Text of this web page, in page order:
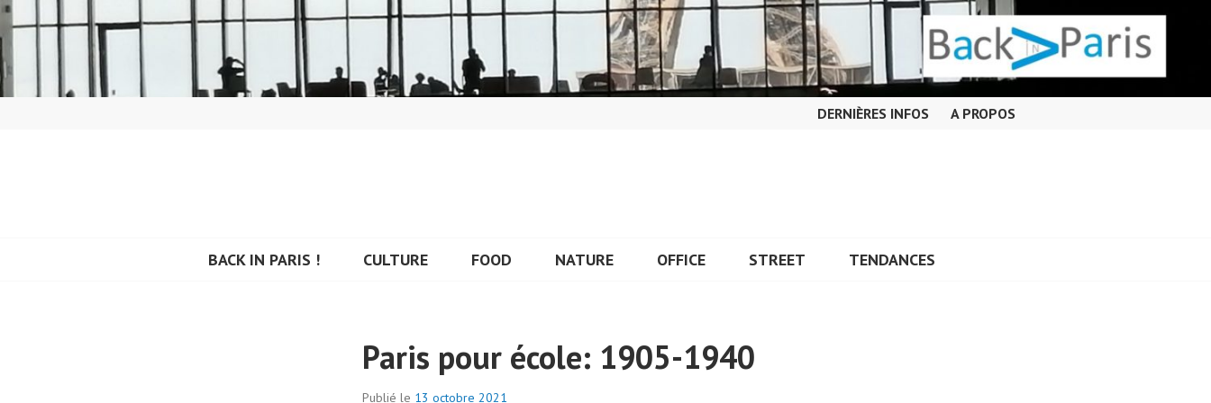
Aller
au
contenu
principal
DERNIÈRES INFOS A PROPOS
BACK IN PARIS ! CULTURE FOOD NATURE OFFICE STREET TENDANCES
Paris pour école: 1905-1940
Publié le 13 octobre 2021